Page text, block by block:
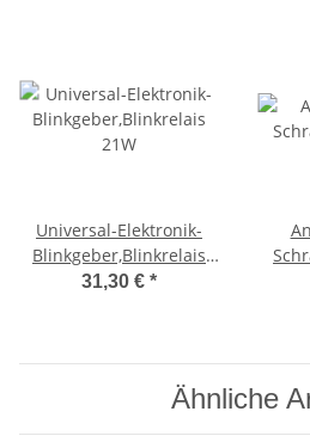
Universal-Elektronik-
Blinkgeber,Blinkrelais
21W
31,30 € *
Ähnliche